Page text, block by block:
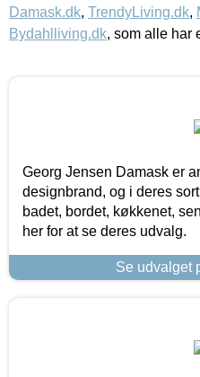
Damask.dk, TrendyLiving.dk,
Bydahlliving.dk, som alle har
Georg Jensen Damask er
designbrand, og i deres
badet, bordet, køkkenet,
her for at se deres udvalg.
Se udvalget